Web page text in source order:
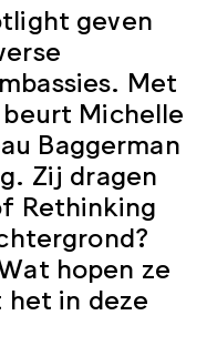
geven
Met
beurt Michelle
Baggerman
Zij dragen
Rethinking
hopen ze
het in deze